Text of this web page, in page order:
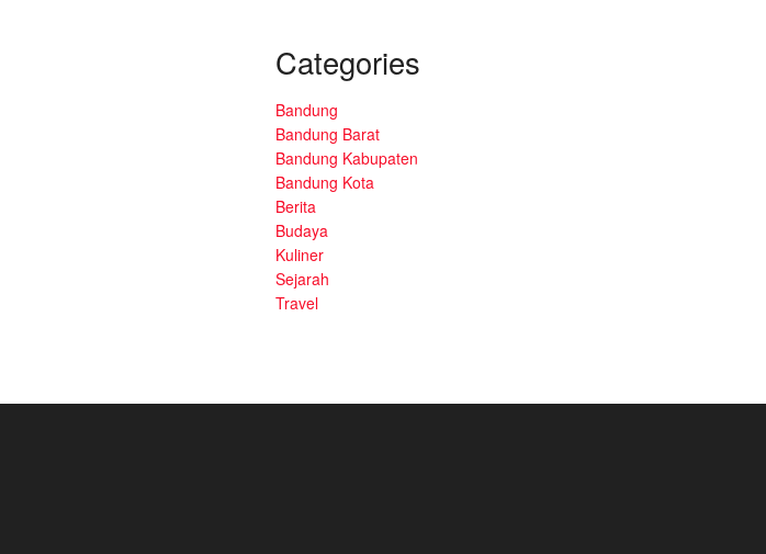
Categories
Bandung
Bandung Barat
Bandung Kabupaten
Bandung Kota
Berita
Budaya
Kuliner
Sejarah
Travel